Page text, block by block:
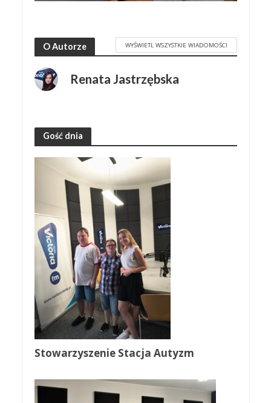
O Autorze WYŚWIETL WSZYSTKIE WIADOMOŚCI
Renata Jastrzębska
Gość dnia
Stowarzyszenie Stacja Autyzm